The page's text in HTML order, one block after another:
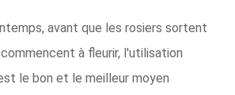
avant que les rosiers sortent
à fleurir, l'utilisation
le bon et le meilleur moyen